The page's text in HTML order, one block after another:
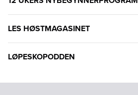
LES HØSTMAGASINET
LØPESKOPODDEN